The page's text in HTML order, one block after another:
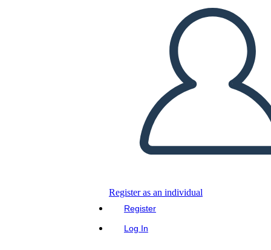
Register as an individual
Register
Log In
Copy this Storyboard
CREATE A STORYBOARD
PLAY SLIDESHOW
READ TO ME